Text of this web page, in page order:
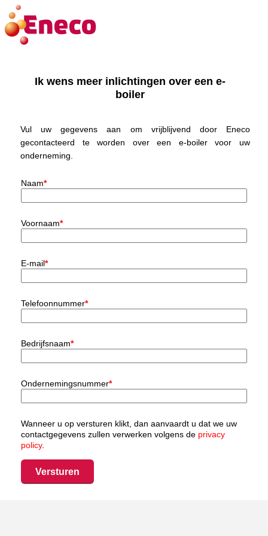
Ik wens meer inlichtingen over een e-
boiler
Vul uw gegevens aan om vrijblijvend door Eneco
gecontacteerd te worden over een e-boiler voor uw
onderneming.
Naam*
Voornaam*
E-mail*
Telefoonnummer*
Bedrijfsnaam*
Ondernemingsnummer*
Wanneer u op versturen klikt, dan aanvaardt u dat we uw
contactgegevens zullen verwerken volgens de privacy
policy.